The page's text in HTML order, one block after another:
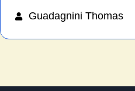
Guadagnini Thomas